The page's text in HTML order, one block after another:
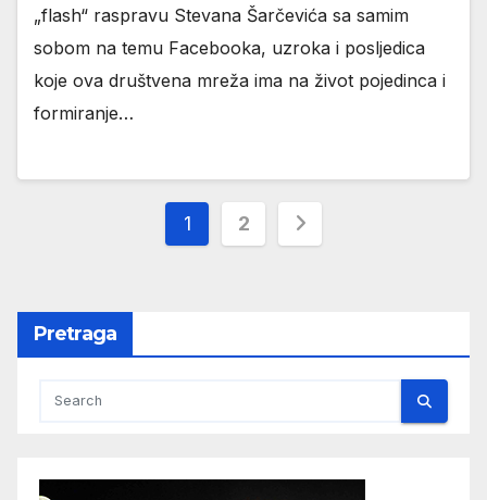
„flash“ raspravu Stevana Šarčevića sa samim
sobom na temu Facebooka, uzroka i posljedica
koje ova društvena mreža ima na život pojedinca i
formiranje…
Пагинација
1 2
Pretraga